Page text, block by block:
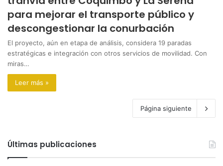
para mejorar el transporte público y
descongestionar la conurbación
El proyecto, aún en etapa de análisis, considera 19 paradas
estratégicas e integración con otros servicios de movilidad. Con
miras…
Leer más »
Página siguiente
Últimas publicaciones